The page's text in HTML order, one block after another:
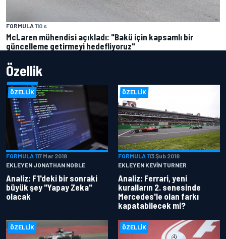
FORMULA 110 s
McLaren mühendisi açıkladı: "Bakü için kapsamlı bir
güncelleme getirmeyi hedefliyoruz"
Özellik
ÖZELLIK
FORMULA 117 Mar 2018
EKLEYEN JONATHAN NOBLE
Analiz: F1'deki bir sonraki
büyük şey "Yapay Zeka"
olacak
ÖZELLIK
FORMULA 113 Şub 2018
EKLEYEN KEVIN TURNER
Analiz: Ferrari, yeni
kuralların 2. senesinde
Mercedes'le olan farkı
kapatabilecek mi?
ÖZELLIK ÖZELLIK